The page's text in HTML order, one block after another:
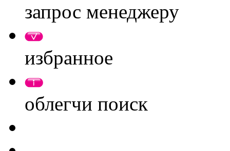
запрос менеджеру
избранное
облегчи поиск